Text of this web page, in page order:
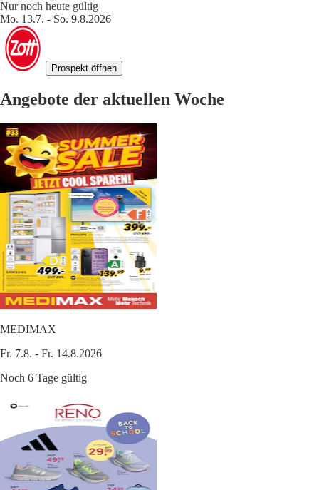
Nur noch heute gültig
Mo. 13.7. - So. 9.8.2026
Prospekt öffnen
Angebote der aktuellen Woche
MEDIMAX
Fr. 7.8. - Fr. 14.8.2026
Noch 6 Tage gültig